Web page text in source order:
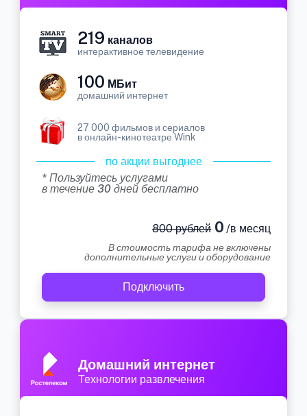
219 каналов
интерактивное телевидение
100 МБит
домашний интернет
27 000 фильмов и сериалов
в онлайн-кинотеатре Wink
по акции выгоднее
* Пользуйтесь услугами
в течение 30 дней бесплатно
800 рублей0 /в месяц
В стоимость тарифа не включены
дополнительные услуги и оборудование
Подключить
Домашний интернет
Технологии развлечения